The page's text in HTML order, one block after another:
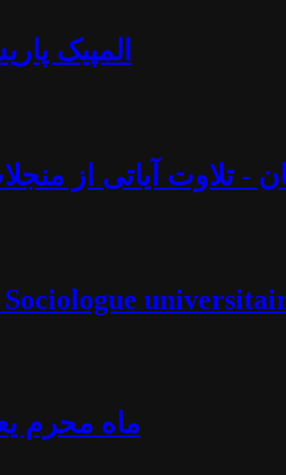
المپیک
- خوب و بد استبداد پهلوی - آزاد
ماه محرم